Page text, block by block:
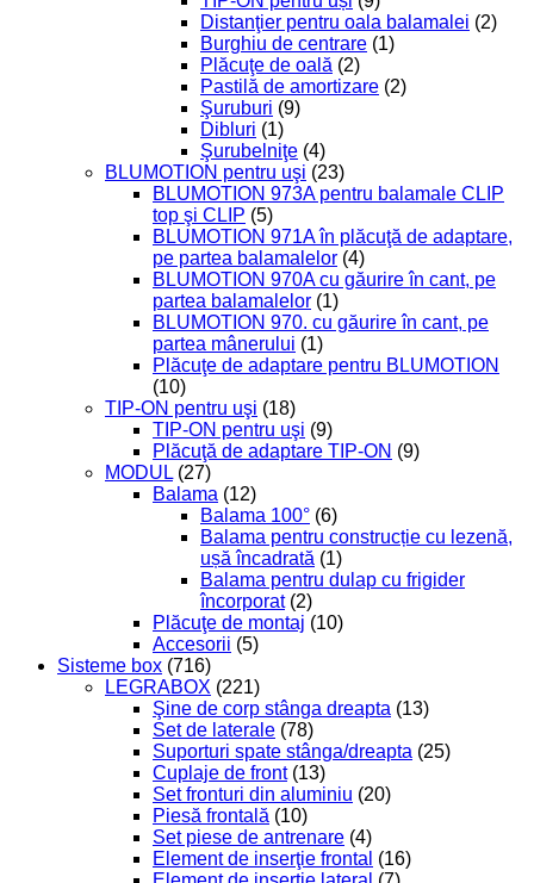
Distanţier pentru oala balamalei (2)
Burghiu de centrare (1)
Plăcuţe de oală (2)
Pastilă de amortizare (2)
Şuruburi (9)
Dibluri (1)
Şurubelniţe (4)
BLUMOTION pentru uşi (23)
BLUMOTION 973A pentru balamale CLIP
top şi CLIP (5)
BLUMOTION 971A în plăcuţă de adaptare,
pe partea balamalelor (4)
BLUMOTION 970A cu găurire în cant, pe
partea balamalelor (1)
BLUMOTION 970. cu găurire în cant, pe
partea mânerului (1)
Plăcuţe de adaptare pentru BLUMOTION
(10)
TIP-ON pentru uşi (18)
TIP-ON pentru uşi (9)
Plăcuţă de adaptare TIP-ON (9)
MODUL (27)
Balama (12)
Balama 100° (6)
Balama pentru construcție cu lezenă,
ușă încadrată (1)
Balama pentru dulap cu frigider
încorporat (2)
Plăcuţe de montaj (10)
Accesorii (5)
Sisteme box (716)
LEGRABOX (221)
Şine de corp stânga dreapta (13)
Set de laterale (78)
Suporturi spate stânga/dreapta (25)
Cuplaje de front (13)
Set fronturi din aluminiu (20)
Piesă frontală (10)
Set piese de antrenare (4)
Element de inserţie frontal (16)